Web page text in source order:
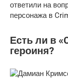
ответили на
персонажа в
Есть ли в
героиня?